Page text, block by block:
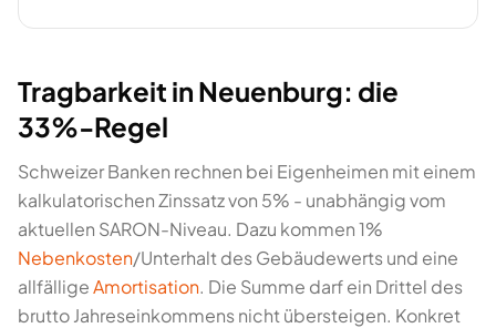
Tragbarkeit in Neuenburg: die
33%-Regel
Schweizer Banken rechnen bei Eigenheimen mit einem
kalkulatorischen Zinssatz von 5% - unabhängig vom
aktuellen SARON-Niveau. Dazu kommen 1%
Nebenkosten/Unterhalt des Gebäudewerts und eine
allfälligeAmortisation. Die Summe darf ein Drittel des
brutto Jahreseinkommens nicht übersteigen. Konkret